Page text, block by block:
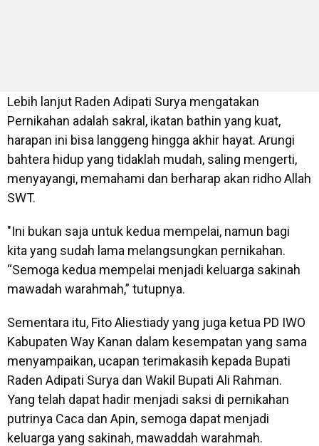
Lebih lanjut Raden Adipati Surya mengatakan
Pernikahan adalah sakral, ikatan bathin yang kuat,
harapan ini bisa langgeng hingga akhir hayat. Arungi
bahtera hidup yang tidaklah mudah, saling mengerti,
menyayangi, memahami dan berharap akan ridho Allah
SWT.
"Ini bukan saja untuk kedua mempelai, namun bagi
kita yang sudah lama melangsungkan pernikahan.
“Semoga kedua mempelai menjadi keluarga sakinah
mawadah warahmah,” tutupnya.
Sementara itu, Fito Aliestiady yang juga ketua PD IWO
Kabupaten Way Kanan dalam kesempatan yang sama
menyampaikan, ucapan terimakasih kepada Bupati
Raden Adipati Surya dan Wakil Bupati Ali Rahman.
Yang telah dapat hadir menjadi saksi di pernikahan
putrinya Caca dan Apin, semoga dapat menjadi
keluarga yang sakinah, mawaddah warahmah.